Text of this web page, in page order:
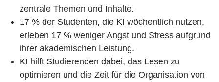
zentrale Themen und Inhalte.
17 % der Studenten, die KI wöchentlich nutzen,
erleben 17 % weniger Angst und Stress aufgrund
ihrer akademischen Leistung.
KI hilft Studierenden dabei, das Lesen zu
optimieren und die Zeit für die Organisation von